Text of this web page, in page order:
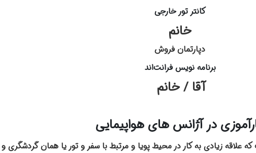
کانتر تور خارجی
خانم
دپارتمان فروش
برنامه نویس فرانت‌اند
آقا /خانم
در آژانس های هواپیمایی
زیادی به کار در محیط پویا و مرتبط با سفر و تور یا همان گردشگری و